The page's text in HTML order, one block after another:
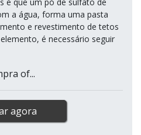
a água, forma uma pasta
e revestimento de tetos
é necessário seguir
of...
agora